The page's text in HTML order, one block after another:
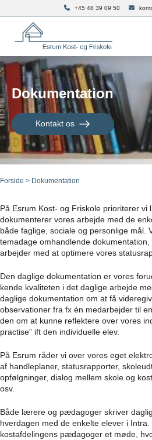
til
indholdet
+45 48 39 09 50
Dokumentation
Kontakt os
Forside > Dokumentation
På Esrum Kost- og Friskole prioriterer vi
dokumenterer vores arbejde med de
både faglige, sociale og personlige mål.
temadage omhandlende
arbejder med at optimere vores
Den daglige dokumentation er vores
kende kvaliteten i det daglige arbejde
daglige dokumentation om at få
observationer fra fx én medarbejder til
den om at kunne reflektere over vores
practise” ift den individuelle elev.
På Esrum råder vi over vores eget
af handleplaner, statusrapporter,
opfølgninger, dialog mellem skole og
osv.
Både lærere og pædagoger skriver
hverdagen med de enkelte elever i
kostafdelingens pædagoger et møde,